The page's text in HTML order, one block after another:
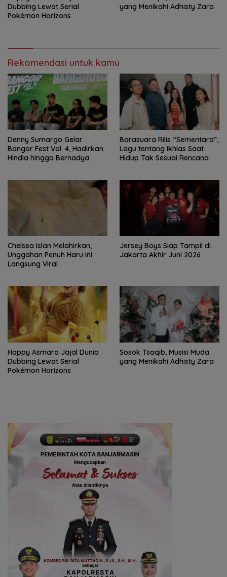
Dubbing Lewat Serial
Pokémon Horizons
yang Menikahi Adhisty Zara
Rekomendasi untuk kamu
Denny Sumargo Gelar
Bangor Fest Vol. 4, Hadirkan
Hindia hingga Bernadya
Barasuara Rilis “Sementara”,
Lagu tentang Ikhlas Saat
Hidup Tak Sesuai Rencana
Chelsea Islan Melahirkan,
Unggahan Penuh Haru Ini
Langsung Viral
Jersey Boys Siap Tampil di
Jakarta Akhir Juni 2026
Happy Asmara Jajal Dunia
Dubbing Lewat Serial
Pokémon Horizons
Sosok Tsaqib, Musisi Muda
yang Menikahi Adhisty Zara